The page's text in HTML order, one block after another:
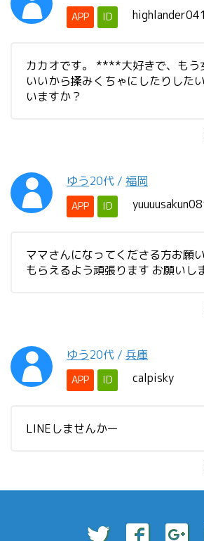
APP ID
カカオです。 ****大好きで、も
いいから揉みくちゃにしたりした
いますか？
ゆう20代 / 福岡
APP ID
ママさんになってくださる方お願
もらえるよう頑張ります お願いし
ゆう20代 / 兵庫
APP ID calpisky
LINEしませんかー